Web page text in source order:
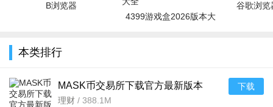
B浏览器
4399游戏盒2026版本大
谷歌浏览
本类排行
MASK币交易所下载官方最新版本
v6.160.0官方版
理财 / 388.1M
下载